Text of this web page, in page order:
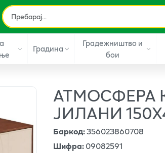
Градина
Градежништво и
бои
АТМОСФЕРА
ЈИЛАНИ
Баркод:356023860708
Шифра:09082591